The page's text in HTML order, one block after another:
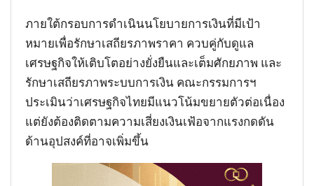
ภายใต้กรอบการดำเนินนโยบายการเงินที่มีเป้า
หมายเพื่อรักษาเสถียรภาพราคา ควบคู่กับดูแล
เศรษฐกิจให้เติบโตอย่างยั่งยืนและเต็มศักยภาพ และ
รักษาเสถียรภาพระบบการเงิน คณะกรรมการฯ
ประเมินว่าเศรษฐกิจไทยมีแนวโน้มขยายตัวต่อเนื่อง
แต่ยังต้องติดตามความเสี่ยงเงินเฟ้อจากแรงกดดัน
ด้านอุปสงค์ที่อาจเพิ่มขึ้น